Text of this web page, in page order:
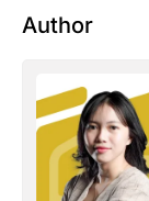
Author